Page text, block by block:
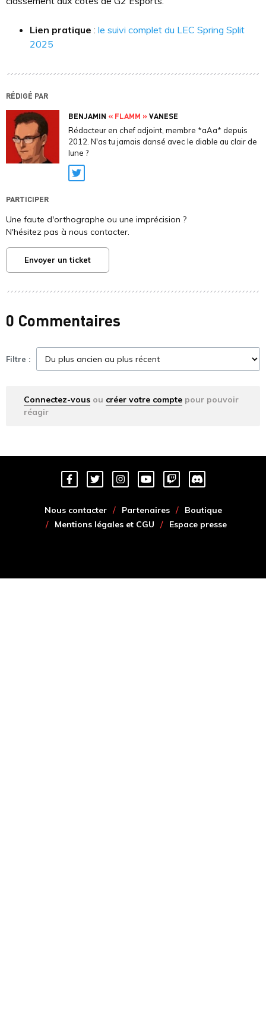
Lien pratique : le suivi complet du LEC Spring Split
2025
RÉDIGÉ PAR
BENJAMIN « FLAMM »VANESE
Rédacteur en chef adjoint, membre *aAa* depuis
2012. N'as tu jamais dansé avec le diable au clair de
lune ?
Twitter
PARTICIPER
Une faute d'orthographe ou une imprécision ?
N'hésitez pas à nous contacter.
Envoyer un ticket
0 Commentaires
Filtre :
Connectez-vous ou créer votre compte pour pouvoir
réagir
Nous contacter Partenaires
Boutique
Mentions légales et CGU
Espace presse